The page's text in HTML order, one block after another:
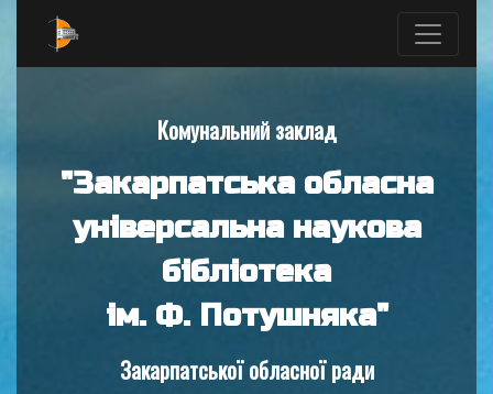
Комунальний заклад
"Закарпатська обласна
універсальна наукова
бібліотека
ім. Ф. Потушняка"
Закарпатської обласної ради